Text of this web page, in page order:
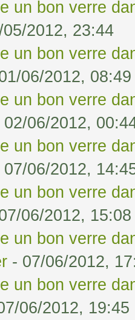
un bon verre
2012, 23:44
un bon verre
06/2012, 08:49
un bon verre
02/06/2012,
un bon verre
07/06/2012,
un bon verre
06/2012, 15:08
un bon verre
- 07/06/2012,
un bon verre
06/2012, 19:45